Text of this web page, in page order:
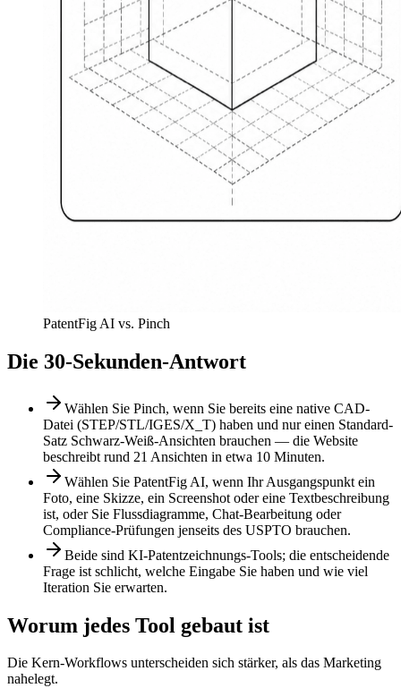
PatentFig AI vs. Pinch
Die 30-Sekunden-Antwort
Wählen Sie Pinch, wenn Sie bereits eine native CAD-
Datei (STEP/STL/IGES/X_T) haben und nur einen Standard-
Satz Schwarz-Weiß-Ansichten brauchen — die Website
beschreibt rund 21 Ansichten in etwa 10 Minuten.
Wählen Sie PatentFig AI, wenn Ihr Ausgangspunkt ein
Foto, eine Skizze, ein Screenshot oder eine Textbeschreibung
ist, oder Sie Flussdiagramme, Chat-Bearbeitung oder
Compliance-Prüfungen jenseits des USPTO brauchen.
Beide sind KI-Patentzeichnungs-Tools; die entscheidende
Frage ist schlicht, welche Eingabe Sie haben und wie viel
Iteration Sie erwarten.
Worum jedes Tool gebaut ist
Die Kern-Workflows unterscheiden sich stärker, als das Marketing
nahelegt.